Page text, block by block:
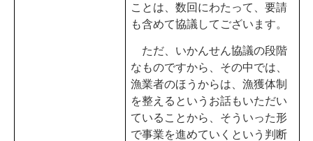
ことは、数回にわたって、要請
も含めて協議してございます。
ただ、いかんせん協議の段階
なものですから、その中では、
漁業者のほうからは、漁獲体制
を整えるというお話もいただい
ていることから、そういった形
で事業を進めていくという判断